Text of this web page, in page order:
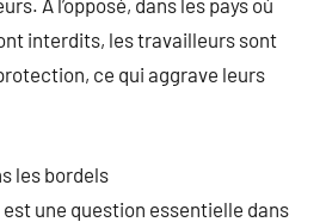
À l’opposé, dans les pays où
interdits, les travailleurs sont
ce qui aggrave leurs
les bordels
une question essentielle dans